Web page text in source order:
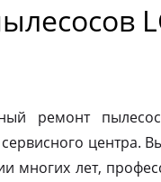
ремонт
центра.
многих лет,